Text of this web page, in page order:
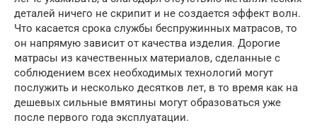
деталей ничего не скрипит и не создается эффект волн.
Что касается срока службы беспружинных матрасов, то
он напрямую зависит от качества изделия. Дорогие
матрасы из качественных материалов, сделанные с
соблюдением всех необходимых технологий могут
послужить и несколько десятков лет, в то время как на
дешевых сильные вмятины могут образоваться уже
после первого года эксплуатации.